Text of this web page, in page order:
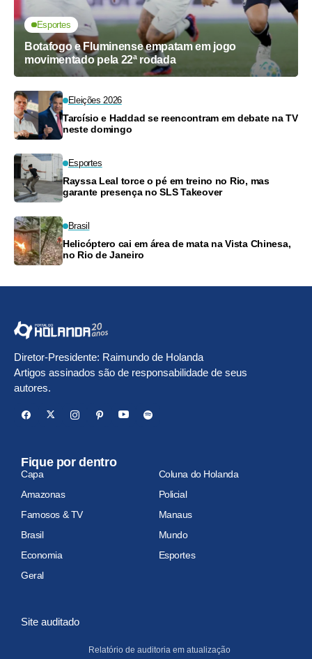
Esportes
Botafogo e Fluminense empatam em jogo
movimentado pela 22ª rodada
Eleições 2026
Tarcísio e Haddad se reencontram em debate na TV
neste domingo
Esportes
Rayssa Leal torce o pé em treino no Rio, mas
garante presença no SLS Takeover
Brasil
Helicóptero cai em área de mata na Vista Chinesa,
no Rio de Janeiro
Diretor-Presidente: Raimundo de Holanda
Artigos assinados são de responsabilidade de seus
autores.
Fique por dentro
Capa
Coluna do Holanda
Amazonas
Policial
Famosos & TV
Manaus
Brasil
Mundo
Economia
Esportes
Geral
Site auditado
Relatório de auditoria em atualização